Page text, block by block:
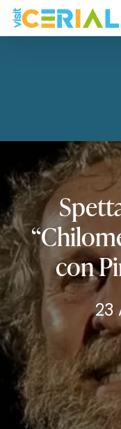
Skip
main
con
23